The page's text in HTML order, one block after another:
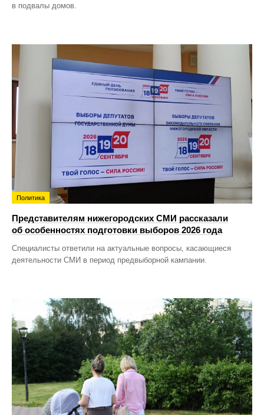
в подвалы домов.
Политика
Представителям нижегородских СМИ рассказали
об особенностях подготовки выборов 2026 года
Специалисты ответили на актуальные вопросы, касающиеся
деятельности СМИ в период предвыборной кампании.